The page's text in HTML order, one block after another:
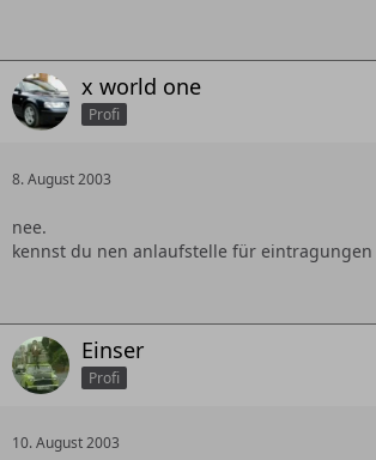
x world one
Profi
8. August 2003
nee.
kennst du nen anlaufstelle für eintragungen
Einser
Profi
10. August 2003